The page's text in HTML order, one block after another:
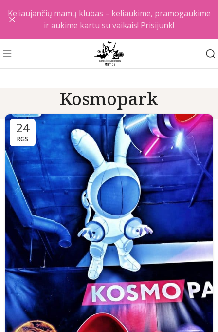
Kosmopark
24
RGS
Keliaujančių mamų klubas – keliaukime, pramogaukime
ir aukime kartu su vaikais! Prisijunk!